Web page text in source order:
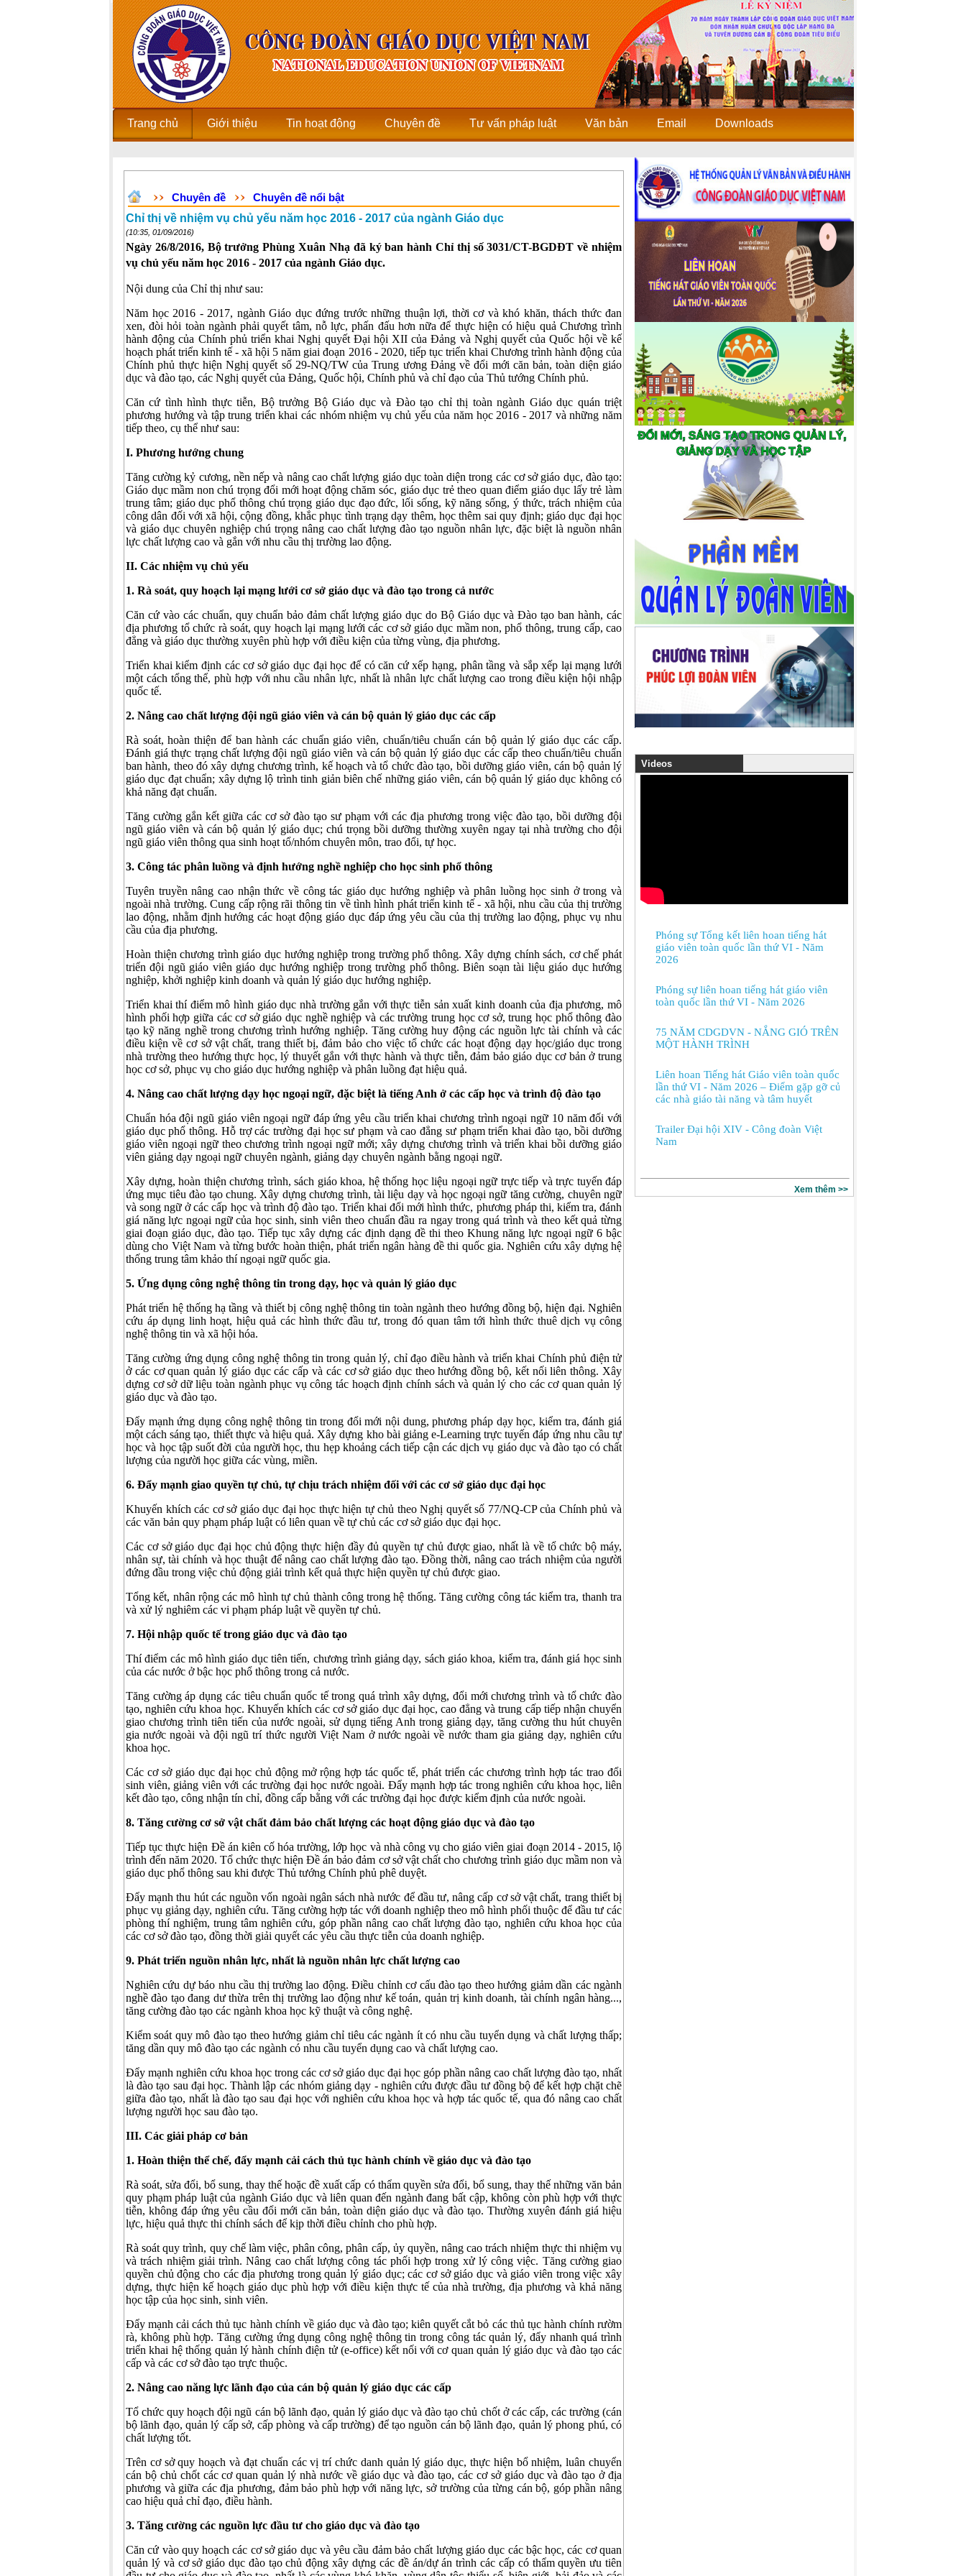
Trang chủ Giới thiệu Tin hoạt động Chuyên đề Tư vấn pháp luật Văn bản Email Downloads
Chuyên đề
Chuyên đề nổi bật
Chỉ thị về nhiệm vụ chủ yếu năm học 2016 - 2017 của ngành Giáo dục
(10:35, 01/09/2016)
Ngày 26/8/2016, Bộ trưởng Phùng Xuân Nhạ đã ký ban hành Chỉ thị số 3031/CT-BGDĐT về nhiệm
vụ chủ yếu năm học 2016 - 2017 của ngành Giáo dục.
Nội dung của Chỉ thị như sau:
Năm học 2016 - 2017, ngành Giáo dục đứng trước những thuận lợi, thời cơ và khó khăn, thách thức đan
xen, đòi hỏi toàn ngành phải quyết tâm, nỗ lực, phấn đấu hơn nữa để thực hiện có hiệu quả Chương trình
hành động của Chính phủ triển khai Nghị quyết Đại hội XII của Đảng và Nghị quyết của Quốc hội về kế
hoạch phát triển kinh tế - xã hội 5 năm giai đoạn 2016 - 2020, tiếp tục triển khai Chương trình hành động của
Chính phủ thực hiện Nghị quyết số 29-NQ/TW của Trung ương Đảng về đổi mới căn bản, toàn diện giáo
dục và đào tạo, các Nghị quyết của Đảng, Quốc hội, Chính phủ và chỉ đạo của Thủ tướng Chính phủ.
Căn cứ tình hình thực tiễn, Bộ trưởng Bộ Giáo dục và Đào tạo chỉ thị toàn ngành Giáo dục quán triệt
phương hướng và tập trung triển khai các nhóm nhiệm vụ chủ yếu của năm học 2016 - 2017 và những năm
tiếp theo, cụ thể như sau:
I. Phương hướng chung
Tăng cường kỷ cương, nền nếp và nâng cao chất lượng giáo dục toàn diện trong các cơ sở giáo dục, đào tạo:
Giáo dục mầm non chú trọng đổi mới hoạt động chăm sóc, giáo dục trẻ theo quan điểm giáo dục lấy trẻ làm
trung tâm; giáo dục phổ thông chú trọng giáo dục đạo đức, lối sống, kỹ năng sống, ý thức, trách nhiệm của
công dân đối với xã hội, cộng đồng, khắc phục tình trạng dạy thêm, học thêm sai quy định; giáo dục đại học
và giáo dục chuyên nghiệp chú trọng nâng cao chất lượng đào tạo nguồn nhân lực, đặc biệt là nguồn nhân
lực chất lượng cao và gắn với nhu cầu thị trường lao động.
II. Các nhiệm vụ chủ yếu
1. Rà soát, quy hoạch lại mạng lưới cơ sở giáo dục và đào tạo trong cả nước
Căn cứ vào các chuẩn, quy chuẩn bảo đảm chất lượng giáo dục do Bộ Giáo dục và Đào tạo ban hành, các
địa phương tổ chức rà soát, quy hoạch lại mạng lưới các cơ sở giáo dục mầm non, phổ thông, trung cấp, cao
đẳng và giáo dục thường xuyên phù hợp với điều kiện của từng vùng, địa phương.
Triển khai kiểm định các cơ sở giáo dục đại học để có căn cứ xếp hạng, phân tầng và sắp xếp lại mạng lưới
một cách tổng thể, phù hợp với nhu cầu nhân lực, nhất là nhân lực chất lượng cao trong điều kiện hội nhập
quốc tế.
2. Nâng cao chất lượng đội ngũ giáo viên và cán bộ quản lý giáo dục các cấp
Rà soát, hoàn thiện để ban hành các chuẩn giáo viên, chuẩn/tiêu chuẩn cán bộ quản lý giáo dục các cấp.
Đánh giá thực trạng chất lượng đội ngũ giáo viên và cán bộ quản lý giáo dục các cấp theo chuẩn/tiêu chuẩn
ban hành, theo đó xây dựng chương trình, kế hoạch và tổ chức đào tạo, bồi dưỡng giáo viên, cán bộ quản lý
giáo dục đạt chuẩn; xây dựng lộ trình tinh giản biên chế những giáo viên, cán bộ quản lý giáo dục không có
khả năng đạt chuẩn.
Tăng cường gắn kết giữa các cơ sở đào tạo sư phạm với các địa phương trong việc đào tạo, bồi dưỡng đội
ngũ giáo viên và cán bộ quản lý giáo dục; chú trọng bồi dưỡng thường xuyên ngay tại nhà trường cho đội
ngũ giáo viên thông qua sinh hoạt tổ/nhóm chuyên môn, trao đổi, tự học.
3. Công tác phân luồng và định hướng nghề nghiệp cho học sinh phổ thông
Tuyên truyền nâng cao nhận thức về công tác giáo dục hướng nghiệp và phân luồng học sinh ở trong và
ngoài nhà trường. Cung cấp rộng rãi thông tin về tình hình phát triển kinh tế - xã hội, nhu cầu của thị trường
lao động, nhằm định hướng các hoạt động giáo dục đáp ứng yêu cầu của thị trường lao động, phục vụ nhu
cầu của địa phương.
Hoàn thiện chương trình giáo dục hướng nghiệp trong trường phổ thông. Xây dựng chính sách, cơ chế phát
triển đội ngũ giáo viên giáo dục hướng nghiệp trong trường phổ thông. Biên soạn tài liệu giáo dục hướng
nghiệp, khởi nghiệp kinh doanh và quản lý giáo dục hướng nghiệp.
Triển khai thí điểm mô hình giáo dục nhà trường gắn với thực tiễn sản xuất kinh doanh của địa phương, mô
hình phối hợp giữa các cơ sở giáo dục nghề nghiệp và các trường trung học cơ sở, trung học phổ thông đào
tạo kỹ năng nghề trong chương trình hướng nghiệp. Tăng cường huy động các nguồn lực tài chính và các
điều kiện về cơ sở vật chất, trang thiết bị, đảm bảo cho việc tổ chức các hoạt động dạy học/giáo dục trong
nhà trường theo hướng thực học, lý thuyết gắn với thực hành và thực tiễn, đảm bảo giáo dục cơ bản ở trung
học cơ sở, phục vụ cho giáo dục hướng nghiệp và phân luồng đạt hiệu quả.
4. Nâng cao chất lượng dạy học ngoại ngữ, đặc biệt là tiếng Anh ở các cấp học và trình độ đào tạo
Chuẩn hóa đội ngũ giáo viên ngoại ngữ đáp ứng yêu cầu triển khai chương trình ngoại ngữ 10 năm đối với
giáo dục phổ thông. Hỗ trợ các trường đại học sư phạm và cao đẳng sư phạm triển khai đào tạo, bồi dưỡng
giáo viên ngoại ngữ theo chương trình ngoại ngữ mới; xây dựng chương trình và triển khai bồi dưỡng giáo
viên giảng dạy ngoại ngữ chuyên ngành, giảng dạy chuyên ngành bằng ngoại ngữ.
Xây dựng, hoàn thiện chương trình, sách giáo khoa, hệ thống học liệu ngoại ngữ trực tiếp và trực tuyến đáp
ứng mục tiêu đào tạo chung. Xây dựng chương trình, tài liệu dạy và học ngoại ngữ tăng cường, chuyên ngữ
và song ngữ ở các cấp học và trình độ đào tạo. Triển khai đổi mới hình thức, phương pháp thi, kiểm tra, đánh
giá năng lực ngoại ngữ của học sinh, sinh viên theo chuẩn đầu ra ngay trong quá trình và theo kết quả từng
giai đoạn giáo dục, đào tạo. Tiếp tục xây dựng các định dạng đề thi theo Khung năng lực ngoại ngữ 6 bậc
dùng cho Việt Nam và từng bước hoàn thiện, phát triển ngân hàng đề thi quốc gia. Nghiên cứu xây dựng hệ
thống trung tâm khảo thí ngoại ngữ quốc gia.
5. Ứng dụng công nghệ thông tin trong dạy, học và quản lý giáo dục
Phát triển hệ thống hạ tầng và thiết bị công nghệ thông tin toàn ngành theo hướng đồng bộ, hiện đại. Nghiên
cứu áp dụng linh hoạt, hiệu quả các hình thức đầu tư, trong đó quan tâm tới hình thức thuê dịch vụ công
nghệ thông tin và xã hội hóa.
Tăng cường ứng dụng công nghệ thông tin trong quản lý, chỉ đạo điều hành và triển khai Chính phủ điện tử
ở các cơ quan quản lý giáo dục các cấp và các cơ sở giáo dục theo hướng đồng bộ, kết nối liên thông. Xây
dựng cơ sở dữ liệu toàn ngành phục vụ công tác hoạch định chính sách và quản lý cho các cơ quan quản lý
giáo dục và đào tạo.
Đẩy mạnh ứng dụng công nghệ thông tin trong đổi mới nội dung, phương pháp dạy học, kiểm tra, đánh giá
một cách sáng tạo, thiết thực và hiệu quả. Xây dựng kho bài giảng e-Learning trực tuyến đáp ứng nhu cầu tự
học và học tập suốt đời của người học, thu hẹp khoảng cách tiếp cận các dịch vụ giáo dục và đào tạo có chất
lượng của người học giữa các vùng, miền.
6. Đẩy mạnh giao quyền tự chủ, tự chịu trách nhiệm đối với các cơ sở giáo dục đại học
Khuyến khích các cơ sở giáo dục đại học thực hiện tự chủ theo Nghị quyết số 77/NQ-CP của Chính phủ và
các văn bản quy phạm pháp luật có liên quan về tự chủ các cơ sở giáo dục đại học.
Các cơ sở giáo dục đại học chủ động thực hiện đầy đủ quyền tự chủ được giao, nhất là về tổ chức bộ máy,
nhân sự, tài chính và học thuật để nâng cao chất lượng đào tạo. Đồng thời, nâng cao trách nhiệm của người
đứng đầu trong việc chủ động giải trình kết quả thực hiện quyền tự chủ được giao.
Tổng kết, nhân rộng các mô hình tự chủ thành công trong hệ thống. Tăng cường công tác kiểm tra, thanh tra
và xử lý nghiêm các vi phạm pháp luật về quyền tự chủ.
7. Hội nhập quốc tế trong giáo dục và đào tạo
Thí điểm các mô hình giáo dục tiên tiến, chương trình giảng dạy, sách giáo khoa, kiểm tra, đánh giá học sinh
của các nước ở bậc học phổ thông trong cả nước.
Tăng cường áp dụng các tiêu chuẩn quốc tế trong quá trình xây dựng, đổi mới chương trình và tổ chức đào
tạo, nghiên cứu khoa học. Khuyến khích các cơ sở giáo dục đại học, cao đẳng và trung cấp tiếp nhận chuyển
giao chương trình tiên tiến của nước ngoài, sử dụng tiếng Anh trong giảng dạy, tăng cường thu hút chuyên
gia nước ngoài và đội ngũ trí thức người Việt Nam ở nước ngoài về nước tham gia giảng dạy, nghiên cứu
khoa học.
Các cơ sở giáo dục đại học chủ động mở rộng hợp tác quốc tế, phát triển các chương trình hợp tác trao đổi
sinh viên, giảng viên với các trường đại học nước ngoài. Đẩy mạnh hợp tác trong nghiên cứu khoa học, liên
kết đào tạo, công nhận tín chỉ, đồng cấp bằng với các trường đại học được kiểm định của nước ngoài.
8. Tăng cường cơ sở vật chất đảm bảo chất lượng các hoạt động giáo dục và đào tạo
Tiếp tục thực hiện Đề án kiên cố hóa trường, lớp học và nhà công vụ cho giáo viên giai đoạn 2014 - 2015, lộ
trình đến năm 2020. Tổ chức thực hiện Đề án bảo đảm cơ sở vật chất cho chương trình giáo dục mầm non và
giáo dục phổ thông sau khi được Thủ tướng Chính phủ phê duyệt.
Đẩy mạnh thu hút các nguồn vốn ngoài ngân sách nhà nước để đầu tư, nâng cấp cơ sở vật chất, trang thiết bị
phục vụ giảng dạy, nghiên cứu. Tăng cường hợp tác với doanh nghiệp theo mô hình phối thuộc để đầu tư các
phòng thí nghiệm, trung tâm nghiên cứu, góp phần nâng cao chất lượng đào tạo, nghiên cứu khoa học của
các cơ sở đào tạo, đồng thời giải quyết các yêu cầu thực tiễn của doanh nghiệp.
9. Phát triển nguồn nhân lực, nhất là nguồn nhân lực chất lượng cao
Nghiên cứu dự báo nhu cầu thị trường lao động. Điều chỉnh cơ cấu đào tạo theo hướng giảm dần các ngành
nghề đào tạo đang dư thừa trên thị trường lao động như kế toán, quản trị kinh doanh, tài chính ngân hàng...,
tăng cường đào tạo các ngành khoa học kỹ thuật và công nghệ.
Kiểm soát quy mô đào tạo theo hướng giảm chỉ tiêu các ngành ít có nhu cầu tuyển dụng và chất lượng thấp;
tăng dần quy mô đào tạo các ngành có nhu cầu tuyển dụng cao và chất lượng cao.
Đẩy mạnh nghiên cứu khoa học trong các cơ sở giáo dục đại học góp phần nâng cao chất lượng đào tạo, nhất
là đào tạo sau đại học. Thành lập các nhóm giảng dạy - nghiên cứu được đầu tư đồng bộ để kết hợp chặt chẽ
giữa đào tạo, nhất là đào tạo sau đại học với nghiên cứu khoa học và hợp tác quốc tế, qua đó nâng cao chất
lượng người học sau đào tạo.
III. Các giải pháp cơ bản
1. Hoàn thiện thể chế, đẩy mạnh cải cách thủ tục hành chính về giáo dục và đào tạo
Rà soát, sửa đổi, bổ sung, thay thế hoặc đề xuất cấp có thẩm quyền sửa đổi, bổ sung, thay thế những văn bản
quy phạm pháp luật của ngành Giáo dục và liên quan đến ngành đang bất cập, không còn phù hợp với thực
tiễn, không đáp ứng yêu cầu đổi mới căn bản, toàn diện giáo dục và đào tạo. Thường xuyên đánh giá hiệu
lực, hiệu quả thực thi chính sách để kịp thời điều chỉnh cho phù hợp.
Rà soát quy trình, quy chế làm việc, phân công, phân cấp, ủy quyền, nâng cao trách nhiệm thực thi nhiệm vụ
và trách nhiệm giải trình. Nâng cao chất lượng công tác phối hợp trong xử lý công việc. Tăng cường giao
quyền chủ động cho các địa phương trong quản lý giáo dục; các cơ sở giáo dục và giáo viên trong việc xây
dựng, thực hiện kế hoạch giáo dục phù hợp với điều kiện thực tế của nhà trường, địa phương và khả năng
học tập của học sinh, sinh viên.
Đẩy mạnh cải cách thủ tục hành chính về giáo dục và đào tạo; kiên quyết cắt bỏ các thủ tục hành chính rườm
rà, không phù hợp. Tăng cường ứng dụng công nghệ thông tin trong công tác quản lý, đẩy nhanh quá trình
triển khai hệ thống quản lý hành chính điện tử (e-office) kết nối với cơ quan quản lý giáo dục và đào tạo các
cấp và các cơ sở đào tạo trực thuộc.
2. Nâng cao năng lực lãnh đạo của cán bộ quản lý giáo dục các cấp
Tổ chức quy hoạch đội ngũ cán bộ lãnh đạo, quản lý giáo dục và đào tạo chủ chốt ở các cấp, các trường (cán
bộ lãnh đạo, quản lý cấp sở, cấp phòng và cấp trường) để tạo nguồn cán bộ lãnh đạo, quản lý phong phú, có
chất lượng tốt.
Trên cơ sở quy hoạch và đạt chuẩn các vị trí chức danh quản lý giáo dục, thực hiện bổ nhiệm, luân chuyển
cán bộ chủ chốt các cơ quan quản lý nhà nước về giáo dục và đào tạo, các cơ sở giáo dục và đào tạo ở địa
phương và giữa các địa phương, đảm bảo phù hợp với năng lực, sở trường của từng cán bộ, góp phần nâng
cao hiệu quả chỉ đạo, điều hành.
3. Tăng cường các nguồn lực đầu tư cho giáo dục và đào tạo
Căn cứ vào quy hoạch các cơ sở giáo dục và yêu cầu đảm bảo chất lượng giáo dục các bậc học, các cơ quan
quản lý và cơ sở giáo dục đào tạo chủ động xây dựng các đề án/dự án trình các cấp có thẩm quyền ưu tiên
Videos
Phóng sự Tổng kết liên hoan tiếng hát
giáo viên toàn quốc lần thứ VI - Năm
2026
Phóng sự liên hoan tiếng hát giáo viên
toàn quốc lần thứ VI - Năm 2026
75 NĂM CDGDVN - NẮNG GIÓ TRÊN
MỘT HÀNH TRÌNH
Liên hoan Tiếng hát Giáo viên toàn quốc
lần thứ VI - Năm 2026 – Điểm gặp gỡ của
các nhà giáo tài năng và tâm huyết
Trailer Đại hội XIV - Công đoàn Việt
Nam
Xem thêm >>